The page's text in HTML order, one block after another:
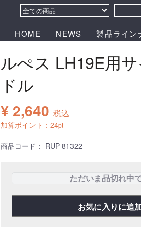
HOME NEWS 製品ライン
ルぺス LH19E用
ドル
¥ 2,640 税込
加算ポイント： 24pt
商品コード： RUP-81322
ただいま品切れ中
お気に入りに追